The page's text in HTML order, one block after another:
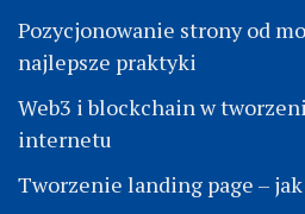
Pozycjonowanie strony od
najlepsze praktyki
Web3 i blockchain w
internetu
Tworzenie landing page –